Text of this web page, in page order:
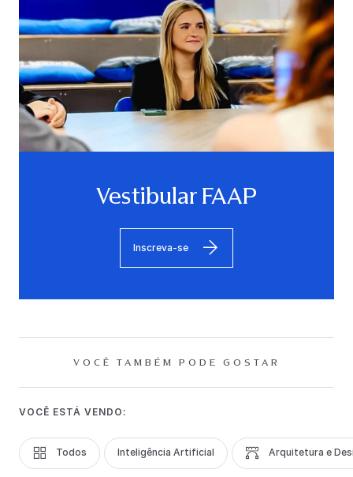
Vestibular FAAP
Inscreva-se
VOCÊ TAMBÉM PODE GOSTAR
VOCÊ ESTÁ VENDO:
Todos Inteligência Artificial Arquitetura e